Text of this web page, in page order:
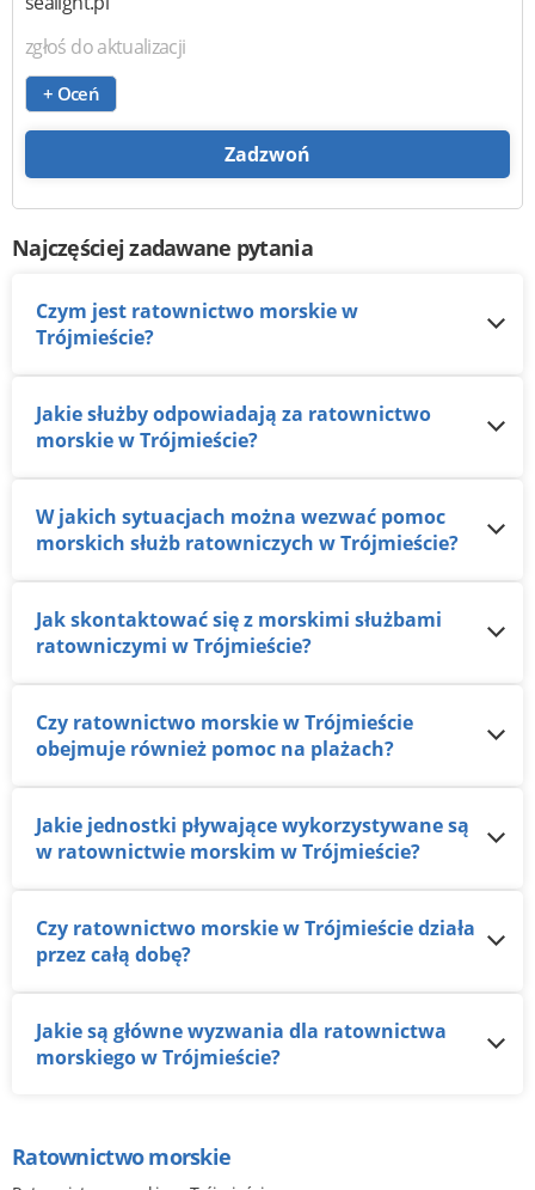
zgłoś do aktualizacji
+ Oceń
Zadzwoń
Najczęściej zadawane pytania
Czym jest ratownictwo morskie w
Trójmieście?
Jakie służby odpowiadają za ratownictwo
morskie w Trójmieście?
W jakich sytuacjach można wezwać pomoc
morskich służb ratowniczych w Trójmieście?
Jak skontaktować się z morskimi służbami
ratowniczymi w Trójmieście?
Czy ratownictwo morskie w Trójmieście
obejmuje również pomoc na plażach?
Jakie jednostki pływające wykorzystywane są
w ratownictwie morskim w Trójmieście?
Czy ratownictwo morskie w Trójmieście działa
przez całą dobę?
Jakie są główne wyzwania dla ratownictwa
morskiego w Trójmieście?
Ratownictwo morskie